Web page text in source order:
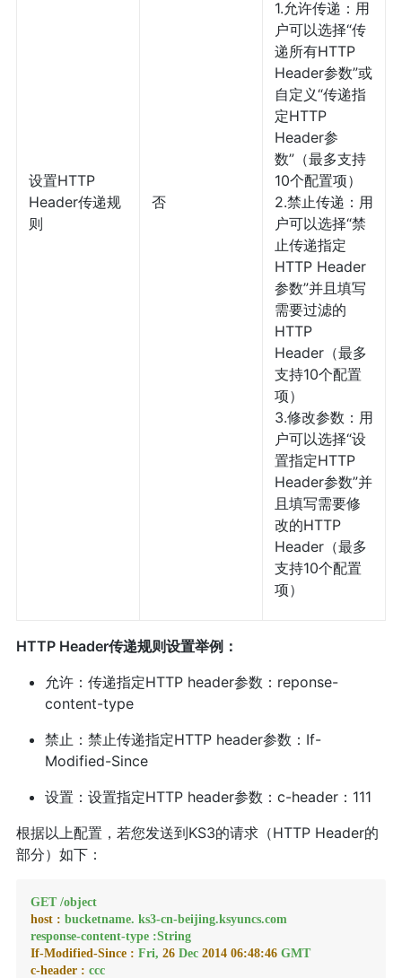
设置HTTP
Header传递规
则
否
1.允许传递：用
户可以选择“传
递所有HTTP
Header参数”或
自定义“传递指
定HTTP
Header参
数”（最多支持
10个配置项）
2.禁止传递：用
户可以选择“禁
止传递指定
HTTP Header
参数”并且填写
需要过滤的
HTTP
Header（最多
支持10个配置
项）
3.修改参数：用
户可以选择“设
置指定HTTP
Header参数”并
且填写需要修
改的HTTP
Header（最多
支持10个配置
项）
HTTP Header传递规则设置举例：
允许：传递指定HTTP header参数：reponse-
content-type
禁止：禁止传递指定HTTP header参数：If-
Modified-Since
设置：设置指定HTTP header参数：c-header：111
根据以上配置，若您发送到KS3的请求（HTTP Header的
部分）如下：
GET /object
host : bucketname. ks3-cn-beijing.ksyuncs.com
response-content-type :String
If-Modified-Since : Fri, 26 Dec 2014 06:48:46 GMT
c-header : ccc